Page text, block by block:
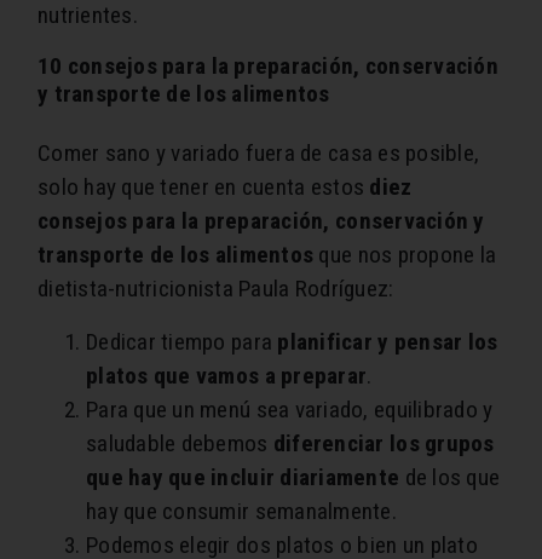
nutrientes.
10 consejos para la preparación, conservación
y transporte de los alimentos
Comer sano y variado fuera de casa es posible,
solo hay que tener en cuenta estos diez
consejos para la preparación, conservación y
transporte de los alimentos que nos propone la
dietista-nutricionista Paula Rodríguez:
Dedicar tiempo para planificar y pensar los
platos que vamos a preparar.
Para que un menú sea variado, equilibrado y
saludable debemos diferenciar los grupos
que hay que incluir diariamente de los que
hay que consumir semanalmente.
Podemos elegir dos platos o bien un plato